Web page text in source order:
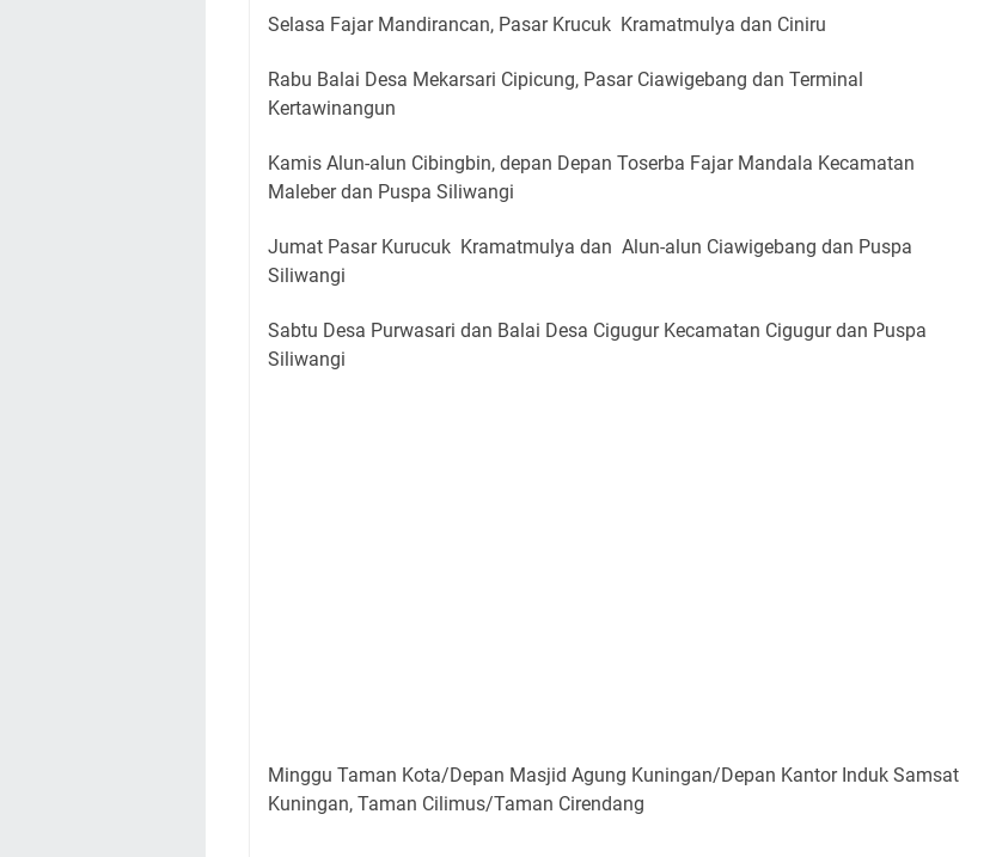
Selasa Fajar Mandirancan, Pasar Krucuk Kramatmulya dan Ciniru
Rabu Balai Desa Mekarsari Cipicung, Pasar Ciawigebang dan Terminal
Kertawinangun
Kamis Alun-alun Cibingbin, depan Depan Toserba Fajar Mandala Kecamatan
Maleber dan Puspa Siliwangi
Jumat Pasar Kurucuk Kramatmulya dan Alun-alun Ciawigebang dan Puspa
Siliwangi
Sabtu Desa Purwasari dan Balai Desa Cigugur Kecamatan Cigugur dan Puspa
Siliwangi
Minggu Taman Kota/Depan Masjid Agung Kuningan/Depan Kantor Induk Samsat
Kuningan, Taman Cilimus/Taman Cirendang